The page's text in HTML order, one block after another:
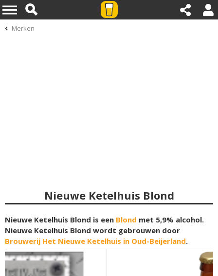
Merken
Nieuwe Ketelhuis Blond
Nieuwe Ketelhuis Blond is een Blond met 5,9% alcohol.
Nieuwe Ketelhuis Blond wordt gebrouwen door
Brouwerij Het Nieuwe Ketelhuis in Oud-Beijerland.